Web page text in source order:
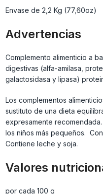
Envase de 2,2 Kg (77,60oz)
Advertencias
Complemento alimenticio a
digestivas (alfa-amilasa,
galactosidasa y lipasa)
Los complementos
sustituto de una dieta
expresamente
los niños más pequeños.
Contiene leche y soja.
Valores
por cada 100 g